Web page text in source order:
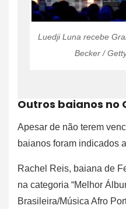
Luedji Luna recebe
Becker /
Outros baianos no
Apesar de não terem
baianos foram indicados
Rachel Reis, baiana de
na categoria “Melhor
Brasileira/Música Afro